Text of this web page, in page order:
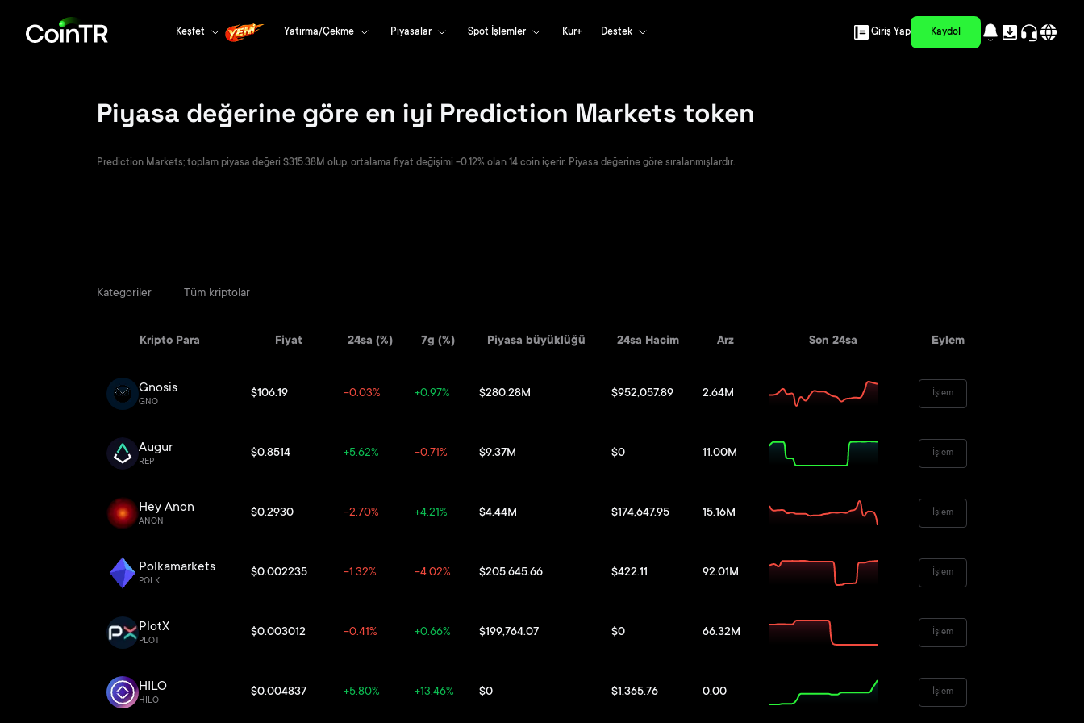
Keşfet Yatırma/Çekme Piyasalar Spot İşlemler Kur+ Destek Giriş Yap Kaydol
Piyasa değerine göre en iyi Prediction Markets token
Prediction Markets; toplam piyasa değeri $315.38M olup, ortalama fiyat değişimi -0.12% olan 14 coin içerir. Piyasa değerine göre sıralanmışlardır.
Kategoriler Tüm kriptolar
Kripto Para Fiyat 24sa (%) 7g (%) Piyasa büyüklüğü 24sa Hacim Arz Son 24sa Eylem
Gnosis
GNO
$106.19 -0.03% +0.97% $280.28M $952,057.89 2.64M İşlem
Augur
REP
$0.8514 +5.62% -0.71% $9.37M $0 11.00M İşlem
Hey Anon
ANON
$0.2930 -2.70% +4.21% $4.44M $174,647.95 15.16M İşlem
Polkamarkets
POLK
$0.002235 -1.32% -4.02% $205,645.66 $422.11 92.01M İşlem
PlotX
PLOT
$0.003012 -0.41% +0.66% $199,764.07 $0 66.32M İşlem
HILO
HILO
$0.004837 +5.80% +13.46% $0 $1,365.76 0.00 İşlem